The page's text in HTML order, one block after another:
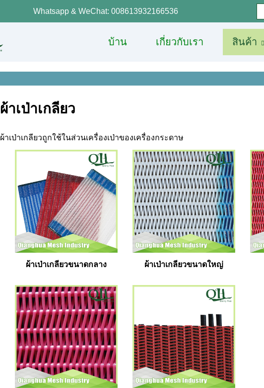
Whatsapp & WeChat: 008613932166536
บ้าน เกี่ยวกับเรา สินค้า
ผ้าเป่าเกลียว
ผ้าเป่าเกลียวถูกใช้ในส่วนเครื่องเป่าของเครื่องกระดาษ
ผ้าเป่าเกลียวขนาดกลาง ผ้าเป่าเกลียวขนาดใหญ่